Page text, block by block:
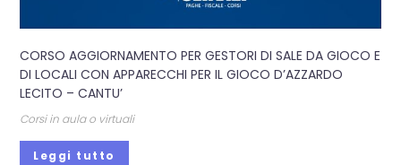
CORSO AGGIORNAMENTO PER GESTORI DI SALE DA GIOCO E
DI LOCALI CON APPARECCHI PER IL GIOCO D’AZZARDO
LECITO – CANTU’
Corsi in aula o virtuali
Leggi tutto